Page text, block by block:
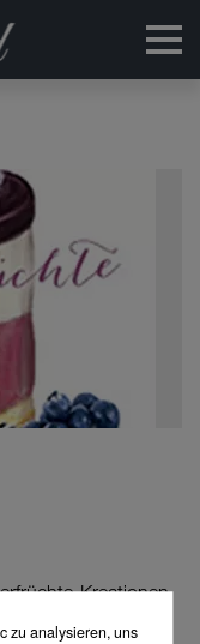
Kreationen